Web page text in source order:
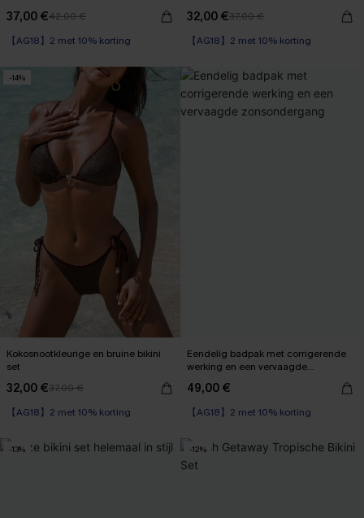
37,00 €42,00 €
【AG18】2 met 10% korting
32,00 €37,00 €
【AG18】2 met 10% korting
-14%
Kokosnootkleurige en bruine bikini
set
32,00 €37,00 €
【AG18】2 met 10% korting
Eendelig badpak met corrigerende
werking en een vervaagde
49,00 €
【AG18】2 met 10% korting
Corrigerend badpak
-13% -12%